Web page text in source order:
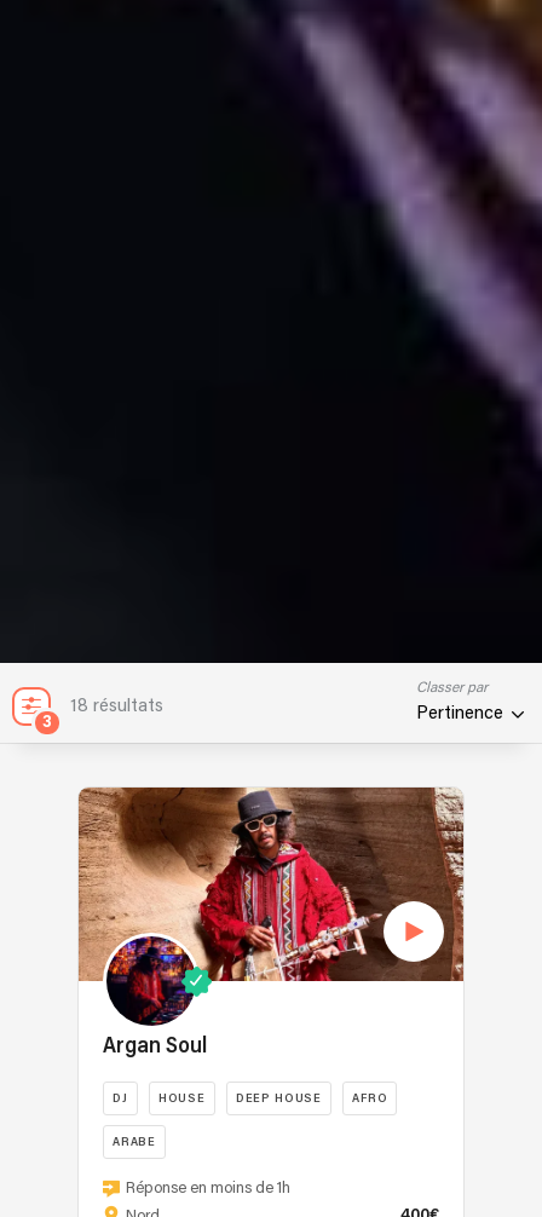
3
18 résultats
Classer par
Pertinence
Argan Soul
DJ HOUSE DEEP HOUSE AFRO
ARABE
Dj
PRODUCER
Réponse en moins de 1h